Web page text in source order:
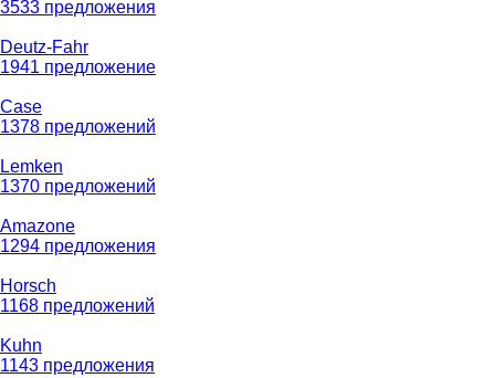
3533 предложения
Deutz-Fahr
1941 предложение
Case
1378 предложений
Lemken
1370 предложений
Amazone
1294 предложения
Horsch
1168 предложений
Kuhn
1143 предложения